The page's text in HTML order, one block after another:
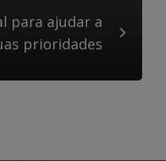
para ajudar a
prioridades